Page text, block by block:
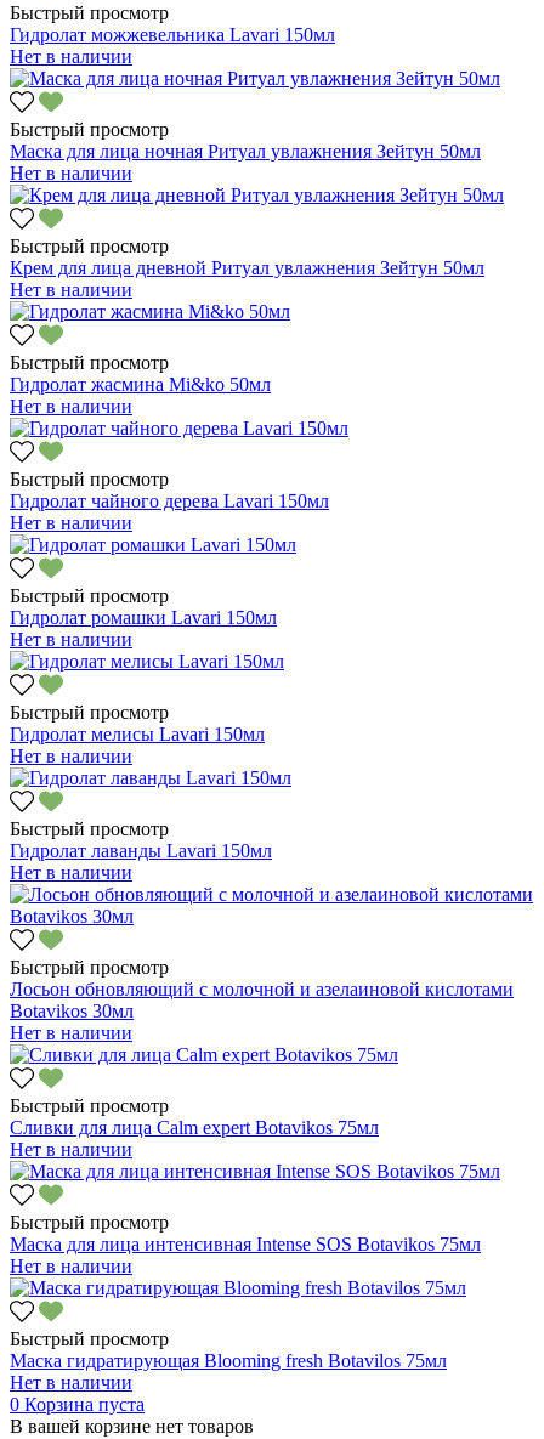
Быстрый просмотр
Гидролат можжевельника Lavari 150мл
Нет в наличии
Быстрый просмотр
Маска для лица ночная Ритуал увлажнения Зейтун 50мл
Нет в наличии
Быстрый просмотр
Крем для лица дневной Ритуал увлажнения Зейтун 50мл
Нет в наличии
Быстрый просмотр
Гидролат жасмина Mi&ko 50мл
Нет в наличии
Быстрый просмотр
Гидролат чайного дерева Lavari 150мл
Нет в наличии
Быстрый просмотр
Гидролат ромашки Lavari 150мл
Нет в наличии
Быстрый просмотр
Гидролат мелисы Lavari 150мл
Нет в наличии
Быстрый просмотр
Гидролат лаванды Lavari 150мл
Нет в наличии
Быстрый просмотр
Лосьон обновляющий с молочной и азелаиновой кислотами
Botavikos 30мл
Нет в наличии
Быстрый просмотр
Сливки для лица Calm expert Botavikos 75мл
Нет в наличии
Быстрый просмотр
Маска для лица интенсивная Intense SOS Botavikos 75мл
Нет в наличии
Быстрый просмотр
Маска гидратирующая Blooming fresh Botavilos 75мл
Нет в наличии
0 Корзина пуста
В вашей корзине нет товаров